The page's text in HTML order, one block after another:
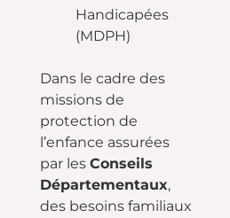
Handicapées
(MDPH)
Dans le cadre des
missions de
protection de
l’enfance assurées
par les Conseils
Départementaux,
des besoins familiaux